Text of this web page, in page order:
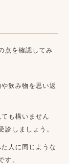
点を確認してみ
飲み物を思い返
も構いません
診しましょう。
人に同じような
す。